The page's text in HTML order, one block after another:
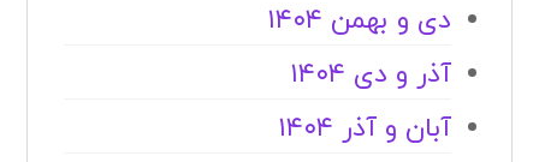
دی و بهمن ۱۴۰۴
آذر و دی ۱۴۰۴
آبان و آذر ۱۴۰۴